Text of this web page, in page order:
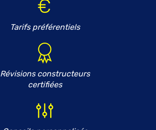
Tarifs préférentiels
Révisions constructeurs
certifiées